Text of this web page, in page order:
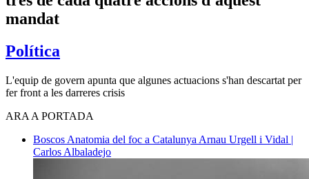
mandat
Política
L'equip de govern apunta que algunes actuacions s'han descartat per
fer front a les darreres crisis
ARA A PORTADA
Boscos Anatomia del foc a Catalunya Arnau Urgell i Vidal |
Carlos Albaladejo